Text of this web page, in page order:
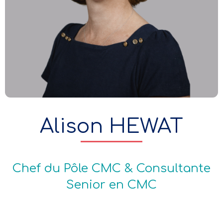
Alison HEWAT
Chef du Pôle CMC & Consultante
Senior en CMC